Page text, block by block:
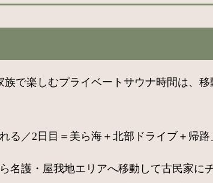
で楽しむプライベートサウナ時間は、
／2日目＝美ら海＋北部ドライブ＋帰
名護・屋我地エリアへ移動して古民家に